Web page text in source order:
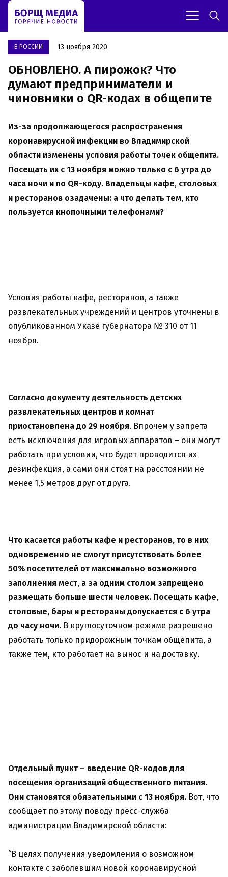
В РОССИИ 13 ноября 2020
ОБНОВЛЕНО. А пирожок? Что
думают предприниматели и
чиновники о QR-кодах в общепите
Из-за продолжающегося распространения
коронавирусной инфекции во Владимирской
области изменены условия работы точек общепита.
Посещать их с 13 ноября можно только с 6 утра до
часа ночи и по QR-коду. Владельцы кафе, столовых
и ресторанов озадачены: а что делать тем, кто
пользуется кнопочными телефонами?
Условия работы кафе, ресторанов, а также
развлекательных учреждений и центров уточнены в
опубликованном Указе губернатора № 310 от 11
ноября.
Согласно документу деятельность детских
развлекательных центров и комнат
приостановлена до 29 ноября. Впрочем у запрета
есть исключения для игровых аппаратов – они могут
работать при условии, что будет проводится их
дезинфекция, а сами они стоят на расстоянии не
менее 1,5 метров друг от друга.
Что касается работы кафе и ресторанов, то в них
одновременно не смогут присутствовать более
50% посетителей от максимально возможного
заполнения мест, а за одним столом запрещено
размещать больше шести человек. Посещать кафе,
столовые, бары и рестораны допускается с 6 утра
до часу ночи. В круглосуточном режиме разрешено
работать только придорожным точкам общепита, а
также тем, кто работает на вынос и на доставку.
Отдельный пункт – введение QR-кодов для
посещения организаций общественного питания.
Они становятся обязательными с 13 ноября. Вот, что
сообщает по этому поводу пресс-служба
администрации Владимирской области:
“В целях получения уведомления о возможном
контакте с заболевшим новой коронавирусной